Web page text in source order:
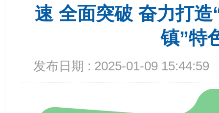
速 全面突破 奋力打
镇”特
发布日期 : 2025-01-09 15:44:59